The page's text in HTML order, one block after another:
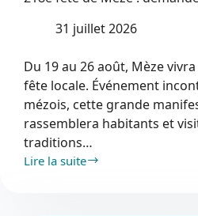
31 juillet 2026
Du 19 au 26 août, Mèze
fête locale. Événement
mézois, cette grande
rassemblera habitants et
traditions…
Lire la suite
218e